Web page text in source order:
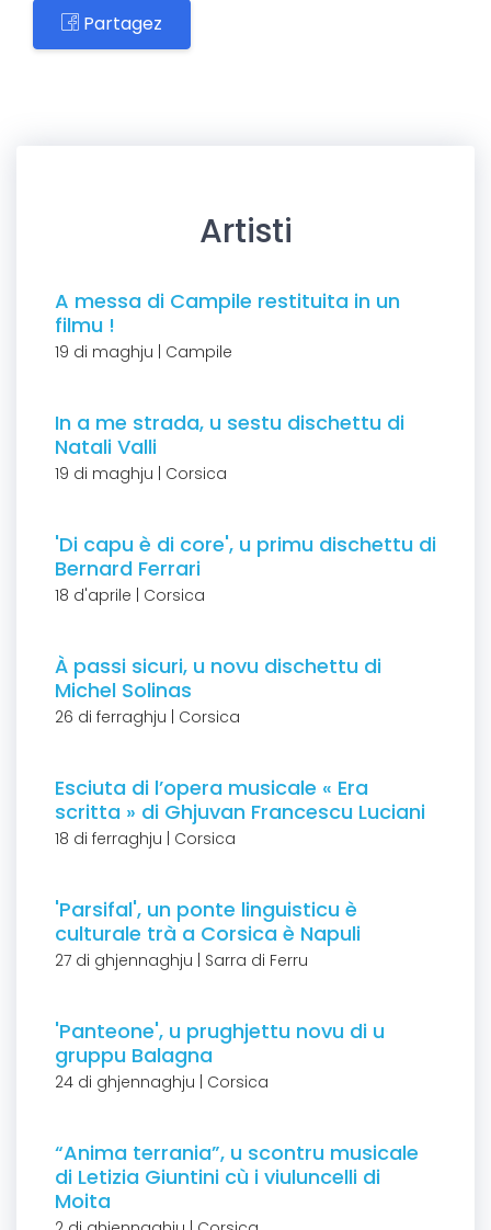
Partagez
Artisti
A messa di Campile restituita in un
filmu !
19 di maghju | Campile
In a me strada, u sestu dischettu di
Natali Valli
19 di maghju | Corsica
'Di capu è di core', u primu dischettu di
Bernard Ferrari
18 d'aprile | Corsica
À passi sicuri, u novu dischettu di
Michel Solinas
26 di ferraghju | Corsica
Esciuta di l’opera musicale « Era
scritta » di Ghjuvan Francescu Luciani
18 di ferraghju | Corsica
'Parsifal', un ponte linguisticu è
culturale trà a Corsica è Napuli
27 di ghjennaghju | Sarra di Ferru
'Panteone', u prughjettu novu di u
gruppu Balagna
24 di ghjennaghju | Corsica
“Anima terrania”, u scontru musicale
di Letizia Giuntini cù i viuluncelli di
Moita